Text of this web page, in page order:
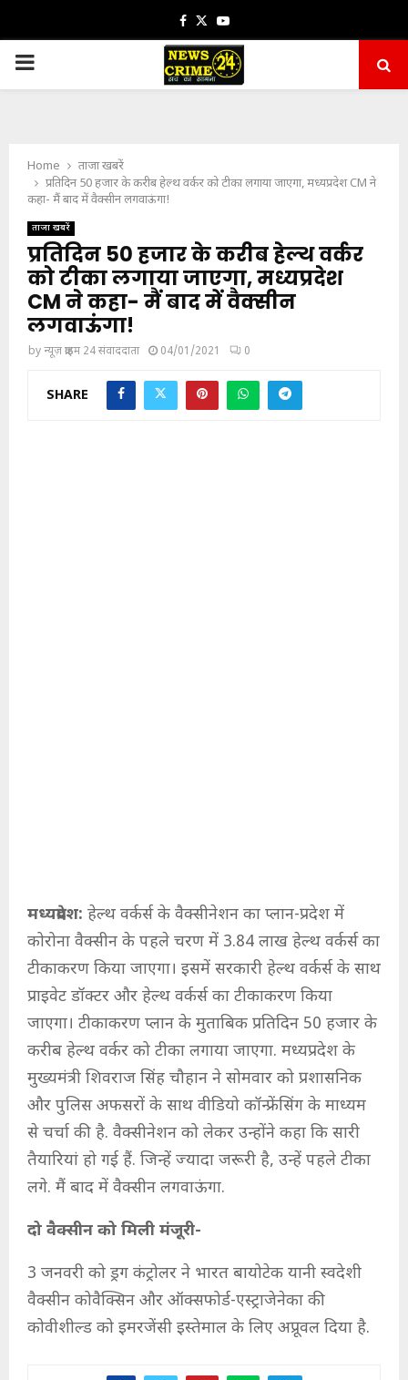
Facebook
TwitterYoutube
PRIMARY
Home
ताजा खबरें
प्रतिदिन 50 हजार के करीब हेल्थ वर्कर को टीका लगाया जाएगा, मध्यप्रदेश CM ने
कहा- मैं बाद में वैक्सीन लगवाऊंगा!
ताजा खबरें
प्रतिदिन 50 हजार के करीब हेल्थ वर्कर
को टीका लगाया जाएगा, मध्यप्रदेश
CM ने कहा- मैं बाद में वैक्सीन
लगवाऊंगा!
byन्यूज़ क्राइम 24 संवाददाता 04/01/2021 0
SHARE
मध्यप्रदेश: हेल्थ वर्कर्स के वैक्सीनेशन का प्लान-प्रदेश में
कोरोना वैक्सीन के पहले चरण में 3.84 लाख हेल्थ वर्कर्स का
टीकाकरण किया जाएगा। इसमें सरकारी हेल्थ वर्कर्स के साथ
प्राइवेट डॉक्टर और हेल्थ वर्कर्स का टीकाकरण किया
जाएगा। टीकाकरण प्लान के मुताबिक प्रतिदिन 50 हजार के
करीब हेल्थ वर्कर को टीका लगाया जाएगा. मध्यप्रदेश के
मुख्यमंत्री शिवराज सिंह चौहान ने सोमवार को प्रशासनिक
और पुलिस अफसरों के साथ वीडियो कॉन्फ्रेंसिंग के माध्यम
से चर्चा की है. वैक्सीनेशन को लेकर उन्होंने कहा कि सारी
तैयारियां हो गई हैं. जिन्हें ज्यादा जरूरी है, उन्हें पहले टीका
लगे. मैं बाद में वैक्सीन लगवाऊंगा.
दो वैक्सीन को मिली मंजूरी-
3 जनवरी को ड्रग कंट्रोलर ने भारत बायोटेक यानी स्वदेशी
वैक्सीन कोवैक्सिन और ऑक्सफोर्ड-एस्ट्राजेनेका की
कोवीशील्ड को इमरजेंसी इस्तेमाल के लिए अप्रूवल दिया है.